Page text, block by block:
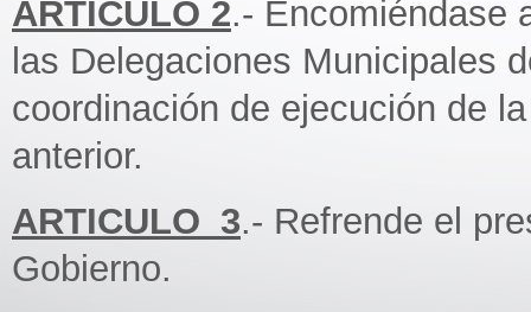
ARTICULO 2.- Encomiéndase
las Delegaciones Municipales
coordinación de ejecución de
anterior.
ARTICULO_3.- Refrende el
Gobierno.